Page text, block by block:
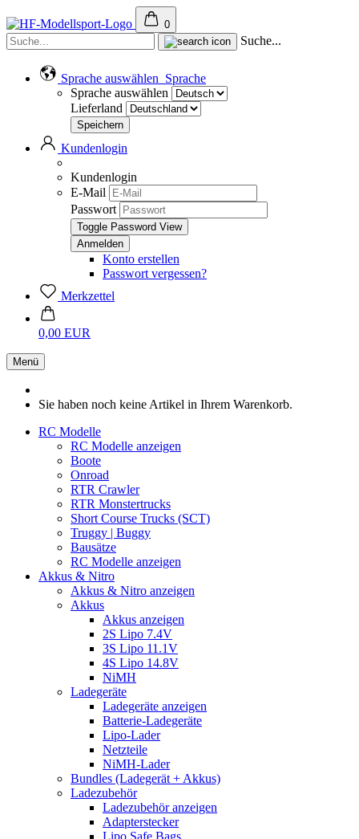
0
Suche...
Sprache auswählen Sprache
Sprache auswählen
Lieferland
Kundenlogin
Kundenlogin
E-Mail
Passwort
Toggle Password View
Konto erstellen
Passwort vergessen?
Merkzettel
0,00 EUR
Menü
Sie haben noch keine Artikel in Ihrem Warenkorb.
RC Modelle
RC Modelle anzeigen
Boote
Onroad
RTR Crawler
RTR Monstertrucks
Short Course Trucks (SCT)
Truggy | Buggy
Bausätze
RC Modelle anzeigen
Akkus & Nitro
Akkus & Nitro anzeigen
Akkus
Akkus anzeigen
2S Lipo 7.4V
3S Lipo 11.1V
4S Lipo 14.8V
NiMH
Ladegeräte
Ladegeräte anzeigen
Batterie-Ladegeräte
Lipo-Lader
Netzteile
NiMH-Lader
Bundles (Ladegerät + Akkus)
Ladezubehör
Ladezubehör anzeigen
Adapterstecker
Lipo Safe Bags